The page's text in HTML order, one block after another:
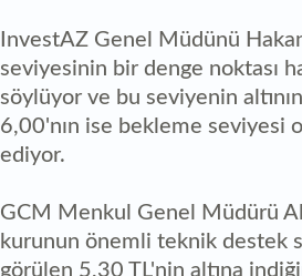
InvestAZ Genel Müdünü
seviyesinin bir denge noktası
söylüyor ve bu seviyenin
6,00'nın ise bekleme seviyesi
ediyor.
GCM Menkul Genel Müdürü
kurunun önemli teknik destek
görülen 5,30 TL'nin altına